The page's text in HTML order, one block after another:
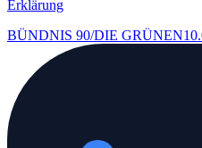
Erklärung
BÜNDNIS 90/DIE GRÜNEN